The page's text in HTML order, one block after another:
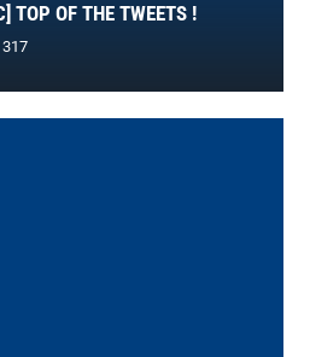
TOP OF THE TWEETS !
317